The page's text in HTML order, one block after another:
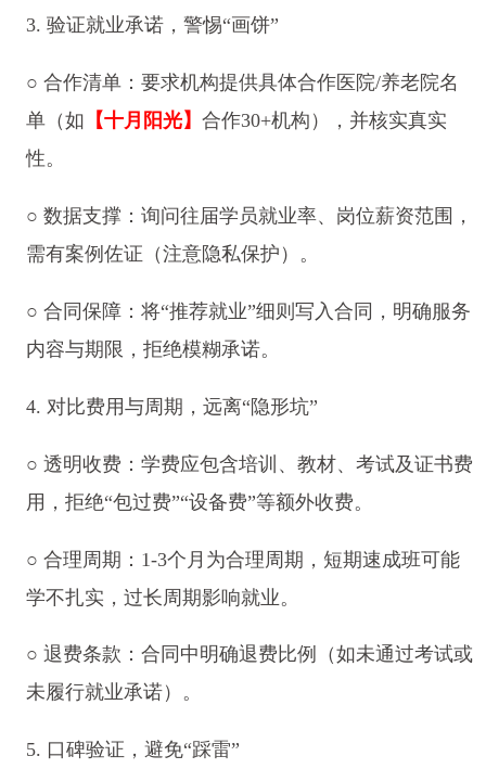
3. 验证就业承诺，警惕“画饼”
○ 合作清单：要求机构提供具体合作医院/养老院名
单（如 【十月阳光】 合作30+机构），并核实真实
性。
○ 数据支撑：询问往届学员就业率、岗位薪资范围，
需有案例佐证（注意隐私保护）。
○ 合同保障：将“推荐就业”细则写入合同，明确服务
内容与期限，拒绝模糊承诺。
4. 对比费用与周期，远离“隐形坑”
○ 透明收费：学费应包含培训、教材、考试及证书费
用，拒绝“包过费”“设备费”等额外收费。
○ 合理周期：1-3个月为合理周期，短期速成班可能
学不扎实，过长周期影响就业。
○ 退费条款：合同中明确退费比例（如未通过考试或
未履行就业承诺）。
5. 口碑验证，避免“踩雷”